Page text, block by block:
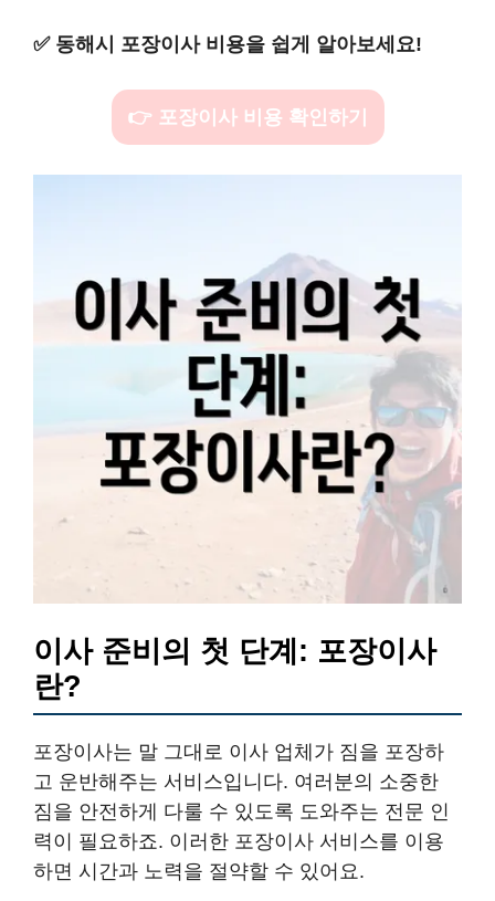
✅ 동해시 포장이사 비용을 쉽게 알아보세요!
👉 포장이사 비용 확인하기
이사 준비의 첫 단계: 포장이사
란?
포장이사는 말 그대로 이사 업체가 짐을 포장하
고 운반해주는 서비스입니다. 여러분의 소중한
짐을 안전하게 다룰 수 있도록 도와주는 전문 인
력이 필요하죠. 이러한 포장이사 서비스를 이용
하면 시간과 노력을 절약할 수 있어요.